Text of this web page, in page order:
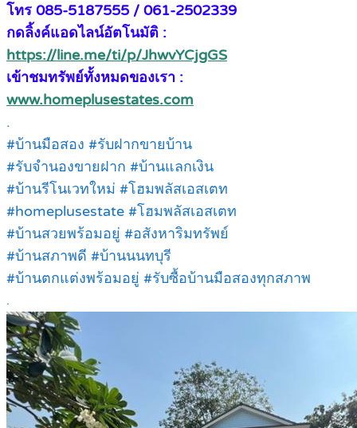
โทร 085-5187555 / 061-2502339
กดลิ้งค์แอดไลน์อัตโนมัติ :
https://line.me/ti/p/JhwvYCjgGS
เข้าชมทรัพย์ทั้งหมดของเรา :
www.homeplusestates.com
.
#บ้านมือสอง #รับฝากขายบ้าน
#รับจำนองขายฝาก #บ้านแลกเงิน
#บ้านรีโนเวทใหม่ #โฮมพลัสเอสเตท
#homeplusestate #โฮมพลัสเอสเตท
#บ้านสวยพร้อมอยู่ #อสังหาริมทรัพย์
#บ้านสภาพดี #บ้านนนทบุรี
#บ้านตกแต่งพร้อมอยู่ #รับซื้อบ้านมือสองทุกสภาพ
.